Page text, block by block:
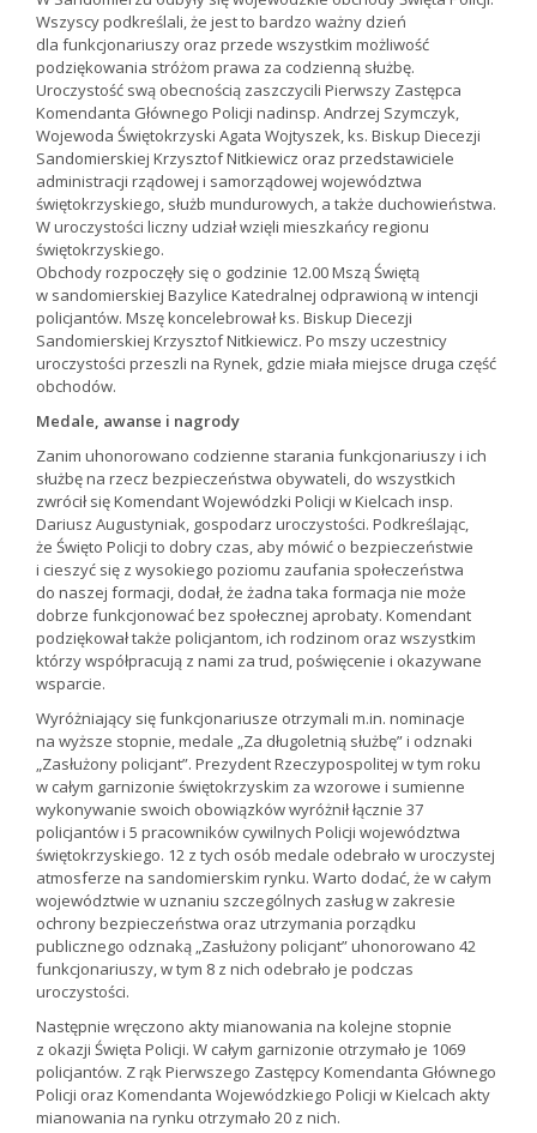
Wszyscy podkreślali, że jest to bardzo ważny dzień
dla funkcjonariuszy oraz przede wszystkim możliwość
podziękowania stróżom prawa za codzienną służbę.
Uroczystość swą obecnością zaszczycili Pierwszy Zastępca
Komendanta Głównego Policji nadinsp. Andrzej Szymczyk,
Wojewoda Świętokrzyski Agata Wojtyszek, ks. Biskup Diecezji
Sandomierskiej Krzysztof Nitkiewicz oraz przedstawiciele
administracji rządowej i samorządowej województwa
świętokrzyskiego, służb mundurowych, a także duchowieństwa.
W uroczystości liczny udział wzięli mieszkańcy regionu
świętokrzyskiego.
Obchody rozpoczęły się o godzinie 12.00 Mszą Świętą
w sandomierskiej Bazylice Katedralnej odprawioną w intencji
policjantów. Mszę koncelebrował ks. Biskup Diecezji
Sandomierskiej Krzysztof Nitkiewicz. Po mszy uczestnicy
uroczystości przeszli na Rynek, gdzie miała miejsce druga część
obchodów.
Medale, awanse i nagrody
Zanim uhonorowano codzienne starania funkcjonariuszy i ich
służbę na rzecz bezpieczeństwa obywateli, do wszystkich
zwrócił się Komendant Wojewódzki Policji w Kielcach insp.
Dariusz Augustyniak, gospodarz uroczystości. Podkreślając,
że Święto Policji to dobry czas, aby mówić o bezpieczeństwie
i cieszyć się z wysokiego poziomu zaufania społeczeństwa
do naszej formacji, dodał, że żadna taka formacja nie może
dobrze funkcjonować bez społecznej aprobaty. Komendant
podziękował także policjantom, ich rodzinom oraz wszystkim
którzy współpracują z nami za trud, poświęcenie i okazywane
wsparcie.
Wyróżniający się funkcjonariusze otrzymali m.in. nominacje
na wyższe stopnie, medale „Za długoletnią służbę” i odznaki
„Zasłużony policjant”. Prezydent Rzeczypospolitej w tym roku
w całym garnizonie świętokrzyskim za wzorowe i sumienne
wykonywanie swoich obowiązków wyróżnił łącznie 37
policjantów i 5 pracowników cywilnych Policji województwa
świętokrzyskiego. 12 z tych osób medale odebrało w uroczystej
atmosferze na sandomierskim rynku. Warto dodać, że w całym
województwie w uznaniu szczególnych zasług w zakresie
ochrony bezpieczeństwa oraz utrzymania porządku
publicznego odznaką „Zasłużony policjant” uhonorowano 42
funkcjonariuszy, w tym 8 z nich odebrało je podczas
uroczystości.
Następnie wręczono akty mianowania na kolejne stopnie
z okazji Święta Policji. W całym garnizonie otrzymało je 1069
policjantów. Z rąk Pierwszego Zastępcy Komendanta Głównego
Policji oraz Komendanta Wojewódzkiego Policji w Kielcach akty
mianowania na rynku otrzymało 20 z nich.